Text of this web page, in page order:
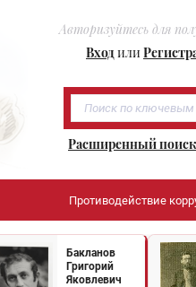
Авторизуйтесь для
Входили
Расширенный поиск
Противодействие
Бакланов
Григорий
Яковлевич